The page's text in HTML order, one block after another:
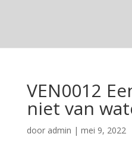
VEN0012
niet van
door admin | mei 9, 2022